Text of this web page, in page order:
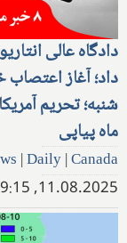
دادگاه عالی
داد؛ آغاز اعتصاب
شنبه؛ تحریم
ماه پیاپی
|Daily|Canada
11.08.2025, 19:15: